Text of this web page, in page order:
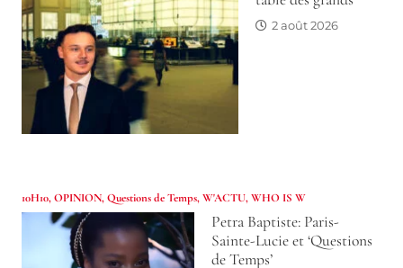
2 août 2026
10H10,OPINION,Questions de Temps,W'ACTU,WHO IS W
Petra Baptiste: Paris-
Sainte-Lucie et ‘Questions
de Temps’